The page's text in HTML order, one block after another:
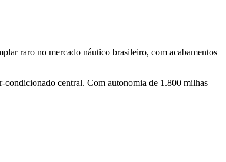
raro no mercado náutico brasileiro, com acabamentos
condicionado central. Com autonomia de 1.800 milhas